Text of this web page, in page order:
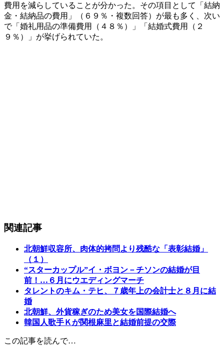
費用を減らしていることが分かった。その項目として「結納
金・結納品の費用」（６９％・複数回答）が最も多く、次い
で「婚礼用品の準備費用（４８％）」「結婚式費用（２
９％）」が挙げられていた。
関連記事
北朝鮮収容所、肉体的拷問より残酷な「表彰結婚」
（１）
“スターカップル”イ・ボヨン－チソンの結婚が目
前！…６月にウエディングマーチ
タレントのキム・テヒ、７歳年上の会計士と８月に結
婚
北朝鮮、外貨稼ぎのため美女を国際結婚へ
韓国人歌手Ｋが関根麻里と結婚前提の交際
この記事を読んで…